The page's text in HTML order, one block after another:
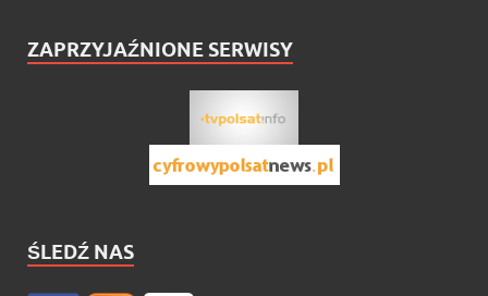
ZAPRZYJAŹNIONE SERWISY
ŚLEDŹ NAS